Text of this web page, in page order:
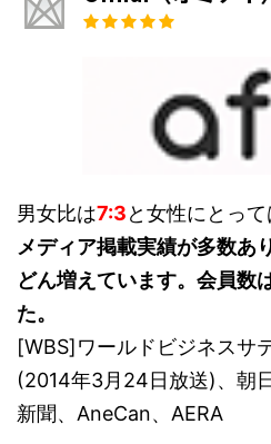
男女比は7:3と女性にとって
メディア掲載実績が多数あ
どん増えています。会員数
た。
[WBS]ワールドビジネスサ
(2014年3月24日放送)、朝
新聞、AneCan、AERA